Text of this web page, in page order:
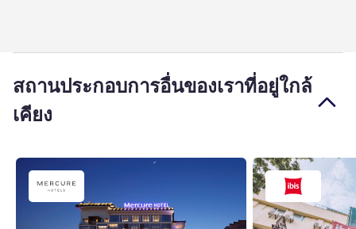
สถานประกอบการอื่นของเราที่อยู่ใกล้
เคียง